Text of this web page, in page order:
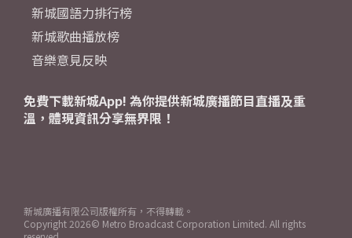
新城國語力排行榜
新城歌曲播放榜
音樂意見反映
免費下載新城App! 為你提供新城廣播節目直播及重
溫，體現資訊分享無界限！
新城廣播有限公司版權所有，不得轉載。
Copyright 2026© Metro Broadcast Corporation Limited. All rights